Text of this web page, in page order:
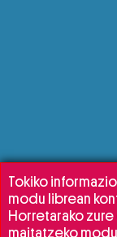
Tokiko
modu librean
Horretarako
maitatzeko